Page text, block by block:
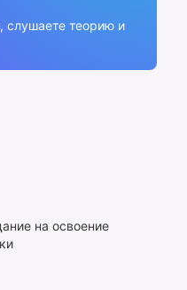
слушаете теорию и
на освоение